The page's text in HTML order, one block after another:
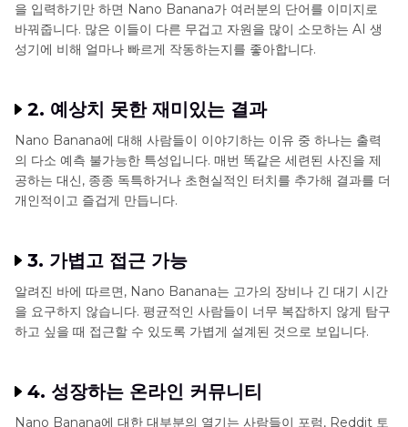
을 입력하기만 하면 Nano Banana가 여러분의 단어를 이미지로
바꿔줍니다. 많은 이들이 다른 무겁고 자원을 많이 소모하는 AI 생
성기에 비해 얼마나 빠르게 작동하는지를 좋아합니다.
2. 예상치 못한 재미있는 결과
Nano Banana에 대해 사람들이 이야기하는 이유 중 하나는 출력
의 다소 예측 불가능한 특성입니다. 매번 똑같은 세련된 사진을 제
공하는 대신, 종종 독특하거나 초현실적인 터치를 추가해 결과를 더
개인적이고 즐겁게 만듭니다.
3. 가볍고 접근 가능
알려진 바에 따르면, Nano Banana는 고가의 장비나 긴 대기 시간
을 요구하지 않습니다. 평균적인 사람들이 너무 복잡하지 않게 탐구
하고 싶을 때 접근할 수 있도록 가볍게 설계된 것으로 보입니다.
4. 성장하는 온라인 커뮤니티
Nano Banana에 대한 대부분의 열기는 사람들이 포럼, Reddit 토